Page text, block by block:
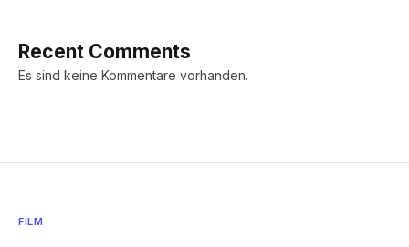
Recent Comments
Es sind keine Kommentare vorhanden.
FILM